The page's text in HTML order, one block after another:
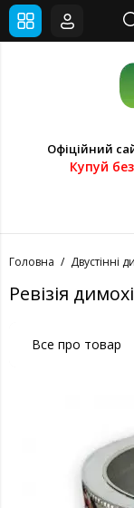
Офіційний
Купуй
Головна Двустінні
Ревізія
Все про товар